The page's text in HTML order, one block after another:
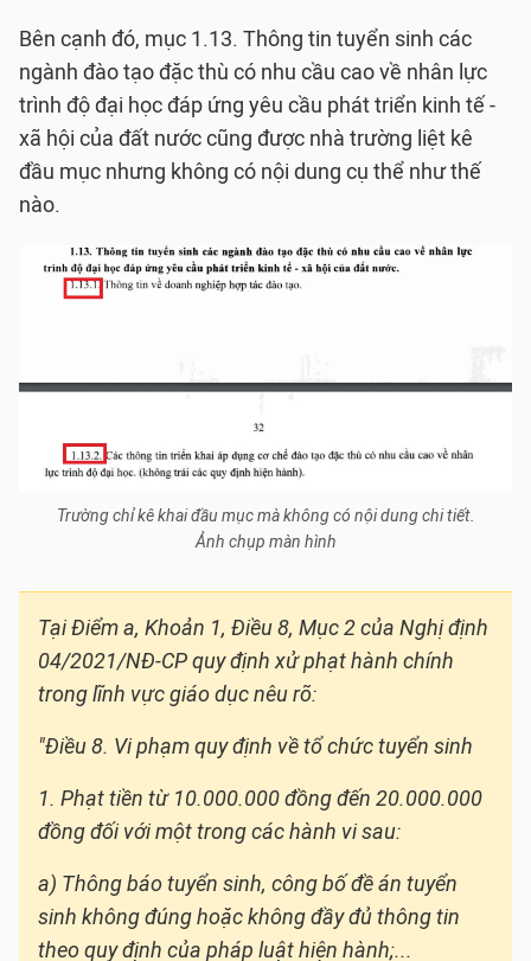
Bên cạnh đó, mục 1.13. Thông tin tuyển sinh các
ngành đào tạo đặc thù có nhu cầu cao về nhân lực
trình độ đại học đáp ứng yêu cầu phát triển kinh tế -
xã hội của đất nước cũng được nhà trường liệt kê
đầu mục nhưng không có nội dung cụ thể như thế
nào.
Trường chỉ kê khai đầu mục mà không có nội dung chi tiết.
Ảnh chụp màn hình
Tại Điểm a, Khoản 1, Điều 8, Mục 2 của Nghị định
04/2021/NĐ-CP quy định xử phạt hành chính
trong lĩnh vực giáo dục nêu rõ:
"Điều 8. Vi phạm quy định về tổ chức tuyển sinh
1. Phạt tiền từ 10.000.000 đồng đến 20.000.000
đồng đối với một trong các hành vi sau:
a) Thông báo tuyển sinh, công bố đề án tuyển
sinh không đúng hoặc không đầy đủ thông tin
theo quy định của pháp luật hiện hành;...